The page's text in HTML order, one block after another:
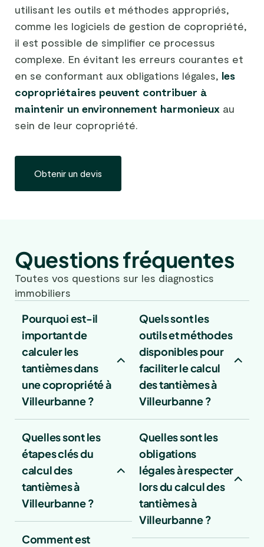
utilisant les outils et méthodes appropriés,
comme les logiciels de gestion de copropriété,
il est possible de simplifier ce processus
complexe. En évitant les erreurs courantes et
en se conformant aux obligations légales, les
copropriétaires peuvent contribuer à
maintenir un environnement harmonieux au
sein de leur copropriété.
Obtenir un devis
Questions fréquentes
Toutes vos questions sur les diagnostics
immobiliers
Pourquoi est-il
important de
calculer les
tantièmes dans
une copropriété à
Villeurbanne ?
Quelles sont les
étapes clés du
calcul des
tantièmes à
Villeurbanne ?
Comment est
Quels sont les
outils et méthodes
disponibles pour
faciliter le calcul
des tantièmes à
Villeurbanne ?
Quelles sont les
obligations
légales à respecter
lors du calcul des
tantièmes à
Villeurbanne ?